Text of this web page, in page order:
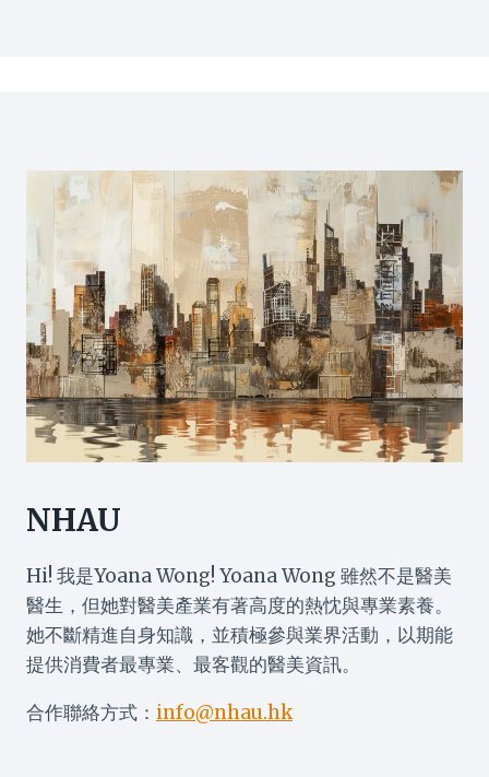
NHAU
Hi! 我是Yoana Wong! Yoana Wong 雖然不是醫美
醫生，但她對醫美產業有著高度的熱忱與專業素養。
她不斷精進自身知識，並積極參與業界活動，以期能
提供消費者最專業、最客觀的醫美資訊。
合作聯絡方式： info@nhau.hk